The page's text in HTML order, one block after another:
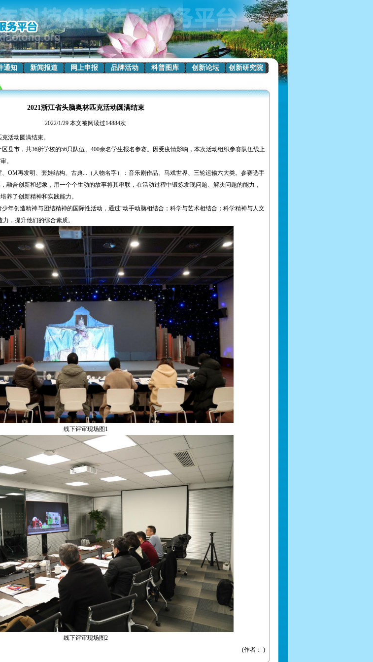
通知 新闻报道 网上申报 品牌活动 科普图库 创新论坛 创新研究院
2021浙江省头脑奥林匹克活动圆满结束
2022/1/29 本文被阅读过14884次
活动圆满结束。
市，共36所学校的56只队伍、400余名学生报名参赛。因受疫情影响，本次活动组织参赛队伍线上
。
再发明、套娃结构、古典...（人物名字）：音乐剧作品、马戏世界、三轮运输六大类。参赛选手
融合创新和想象，用一个个生动的故事将其串联，在活动过程中锻炼发现问题、解决问题的能力，
养了创新精神和实践能力。
创造精神与团结精神的国际性活动，通过“动手动脑相结合；科学与艺术相结合；科学精神与人文
，提升他们的综合素质。
线下评审现场图1
线下评审现场图2
(作者： )